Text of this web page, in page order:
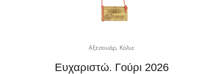
Αξεσουάρ, Κολιε
Ευχαριστώ. Γούρι 2026